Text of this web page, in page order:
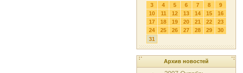
3
4 5 6 7 8
9
10
11 12 13 14 15
16
17
18 19 20 21 22
23
24
25 26 27 28 29
30
31
Архив новостей